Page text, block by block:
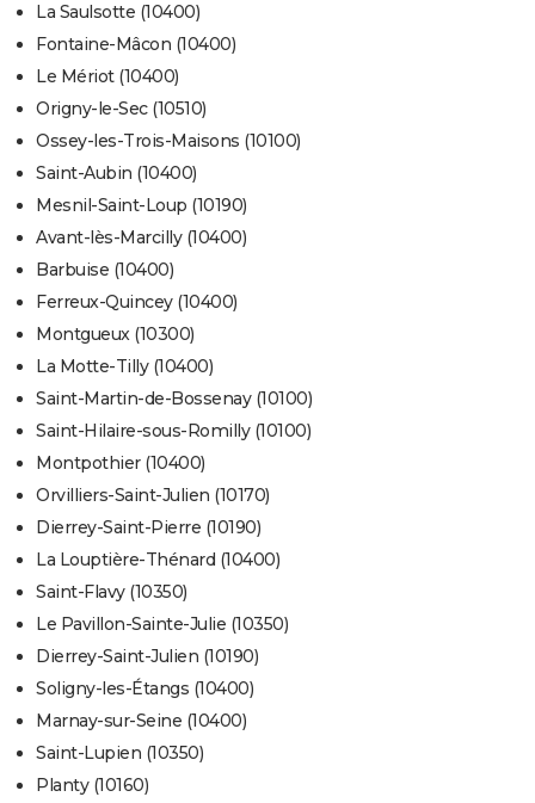
La Saulsotte (10400)
Fontaine-Mâcon (10400)
Le Mériot (10400)
Origny-le-Sec (10510)
Ossey-les-Trois-Maisons (10100)
Saint-Aubin (10400)
Mesnil-Saint-Loup (10190)
Avant-lès-Marcilly (10400)
Barbuise (10400)
Ferreux-Quincey (10400)
Montgueux (10300)
La Motte-Tilly (10400)
Saint-Martin-de-Bossenay (10100)
Saint-Hilaire-sous-Romilly (10100)
Montpothier (10400)
Orvilliers-Saint-Julien (10170)
Dierrey-Saint-Pierre (10190)
La Louptière-Thénard (10400)
Saint-Flavy (10350)
Le Pavillon-Sainte-Julie (10350)
Dierrey-Saint-Julien (10190)
Soligny-les-Étangs (10400)
Marnay-sur-Seine (10400)
Saint-Lupien (10350)
Planty (10160)